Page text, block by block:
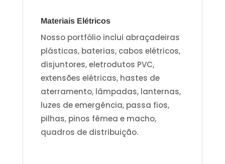
Materiais Elétricos
Nosso portfólio inclui abraçadeiras
plásticas, baterias, cabos elétricos,
disjuntores, eletrodutos PVC,
extensões elétricas, hastes de
aterramento, lâmpadas, lanternas,
luzes de emergência, passa fios,
pilhas, pinos fêmea e macho,
quadros de distribuição.